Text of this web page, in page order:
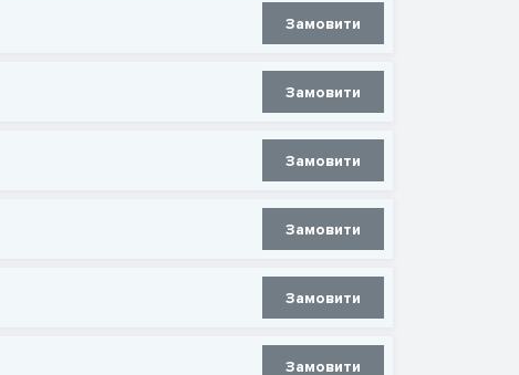
Замовити
Замовити
Замовити
Замовити
Замовити
Замовити